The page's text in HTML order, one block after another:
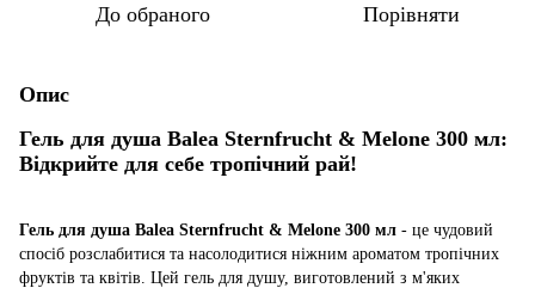
До обраного Порівняти
Опис
Гель для душа Balea Sternfrucht & Melone 300 мл:
Відкрийте для себе тропічний рай!
Гель для душа Balea Sternfrucht & Melone 300 мл - це чудовий
спосіб розслабитися та насолодитися ніжним ароматом тропічних
фруктів та квітів. Цей гель для душу, виготовлений з м'яких